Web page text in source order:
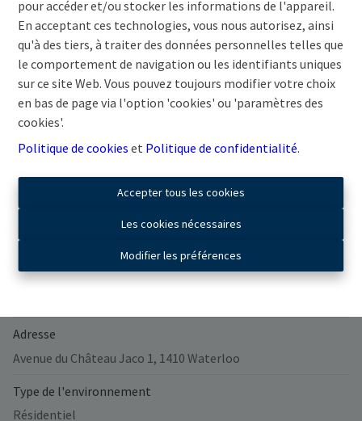
pour accéder et/ou stocker les informations de l'appareil.
En acceptant ces technologies, vous nous autorisez, ainsi
qu'à des tiers, à traiter des données personnelles telles que
le comportement de navigation ou les identifiants uniques
sur ce site Web. Vous pouvez toujours modifier votre choix
en bas de page via l'option 'cookies' ou 'paramètres des
cookies'.
Politique de cookies et Politique de confidentialité.
Accepter tous les cookies
Les cookies nécessaires
Modifier les préférences
3 179.7 m²
Partager
Général
Nombre de chambres
Adresse
Avenue du Château Jaco 1, 1410 Waterloo
Type de l'environnement
Résidentiel